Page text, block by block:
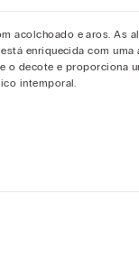
acolchoado e aros. As
enriquecida com uma
o decote e proporciona
intemporal.